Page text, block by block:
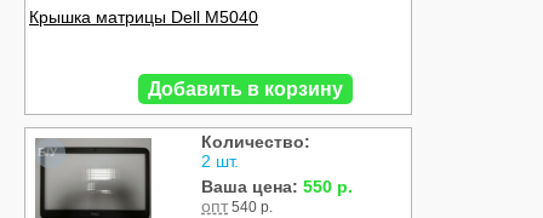
Крышка матрицы Dell M5040
Добавить в корзину
Б/У
Количество:
2 шт.
Ваша цена: 550 р.
опт 540 р.